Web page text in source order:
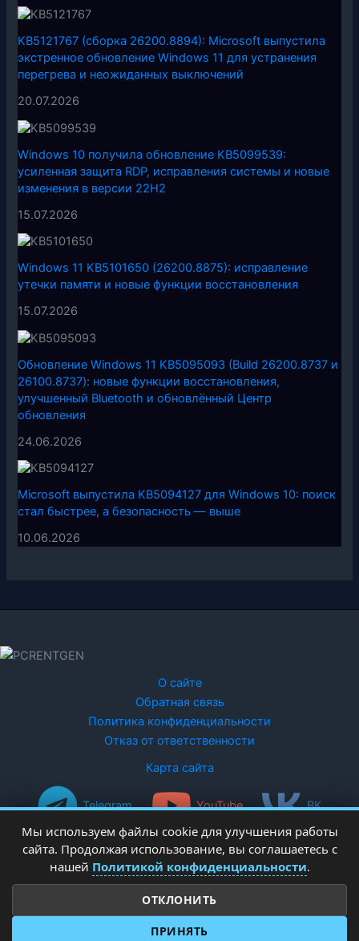
KB5121767 (сборка 26200.8894): Microsoft выпустила
экстренное обновление Windows 11 для устранения
перегрева и неожиданных выключений
20.07.2026
Windows 10 получила обновление KB5099539:
усиленная защита RDP, исправления системы и новые
изменения в версии 22H2
15.07.2026
Windows 11 KB5101650 (26200.8875): исправление
утечки памяти и новые функции восстановления
15.07.2026
Обновление Windows 11 KB5095093 (Build 26200.8737 и
26100.8737): новые функции восстановления,
улучшенный Bluetooth и обновлённый Центр
обновления
24.06.2026
Microsoft выпустила KB5094127 для Windows 10: поиск
стал быстрее, а безопасность — выше
10.06.2026
О сайте
Обратная связь
Политика конфиденциальности
Отказ от ответственности
Карта сайта
Telegram YouTube ВК
Copyright © 2026 PCRentgen - настройка Windows
Мы используем файлы cookie для улучшения работы
сайта. Продолжая использование, вы соглашаетесь с
нашей Политикой конфиденциальности.
ОТКЛОНИТЬ
ПРИНЯТЬ